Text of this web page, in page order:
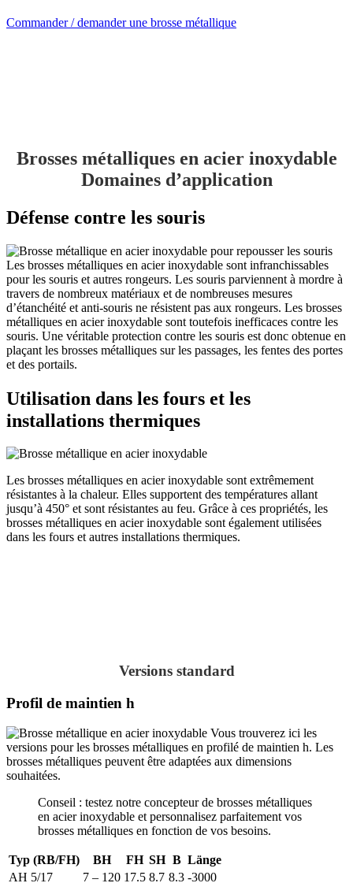
Commander / demander une brosse métallique
Brosses métalliques en acier inoxydable
Domaines d’application
Défense contre les souris
Les brosses métalliques en acier inoxydable sont infranchissables
pour les souris et autres rongeurs. Les souris parviennent à mordre à
travers de nombreux matériaux et de nombreuses mesures
d’étanchéité et anti-souris ne résistent pas aux rongeurs. Les brosses
métalliques en acier inoxydable sont toutefois inefficaces contre les
souris. Une véritable protection contre les souris est donc obtenue en
plaçant les brosses métalliques sur les passages, les fentes des portes
et des portails.
Utilisation dans les fours et les
installations thermiques
Les brosses métalliques en acier inoxydable sont extrêmement
résistantes à la chaleur. Elles supportent des températures allant
jusqu’à 450° et sont résistantes au feu. Grâce à ces propriétés, les
brosses métalliques en acier inoxydable sont également utilisées
dans les fours et autres installations thermiques.
Versions standard
Profil de maintien h
Vous trouverez ici les
versions pour les brosses métalliques en profilé de maintien h. Les
brosses métalliques peuvent être adaptées aux dimensions
souhaitées.
Conseil : testez notre concepteur de brosses métalliques
en acier inoxydable et personnalisez parfaitement vos
brosses métalliques en fonction de vos besoins.
Typ (RB/FH) BH FH SH B Länge
AH 5/17
7 – 120 17.5 8.7 8.3 -3000